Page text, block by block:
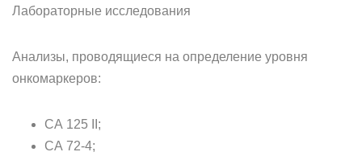
Лабораторные исследования
Анализы, проводящиеся на определение уровня
онкомаркеров:
СА 125 II;
СА 72-4;